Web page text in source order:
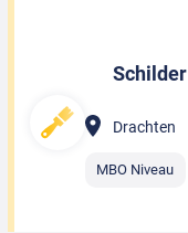
Schilder
Drachten
MBO Niveau